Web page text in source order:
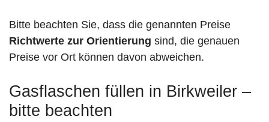
Bitte beachten Sie, dass die genannten Preise
Richtwerte zur Orientierung sind, die genauen
Preise vor Ort können davon abweichen.
Gasflaschen füllen in Birkweiler –
bitte beachten